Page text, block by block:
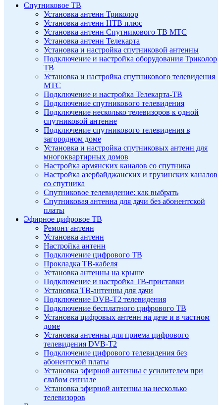
Спутниковое ТВ
Установка антенн Триколор
Установка антенн НТВ плюс
Установка антенн Спутникового ТВ МТС
Установка антенн Телекарта
Установка и настройка спутниковой антенны
Подключение и настройка оборудования Триколор
ТВ
Установка и настройка спутникового телевидения
МТС
Подключение и настройка Телекарта-ТВ
Подключение спутникового телевидения
Подключение несколько телевизоров к одной
спутниковой антенне
Подключение спутникового телевидения в
загородном доме
Установка и настройка спутниковых антенн для
многоквартирных домов
Настройка армянских каналов со спутника
Настройка азербайджанских и грузинских каналов
со спутника
Спутниковое телевидение: как выбрать
Спутниковая антенна для дачи без абонентской
платы
Эфирное цифровое ТВ
Ремонт антенн
Установка антенн
Настройка антенн
Подключение цифрового ТВ
Прокладка ТВ-кабеля
Установка антенны на крыше
Подключение и настройка ТВ-приставки
Установка ТВ-антенны для дачи
Подключение DVB-T2 телевидения
Подключение бесплатного цифрового ТВ
Установка цифровых антенн на даче и в частном
доме
Установка антенны для приема цифрового
телевидения DVB-T2
Подключение цифрового телевидения без
абонентской платы
Установка эфирной антенны с усилителем при
слабом сигнале
Установка эфирной антенны на несколько
телевизоров